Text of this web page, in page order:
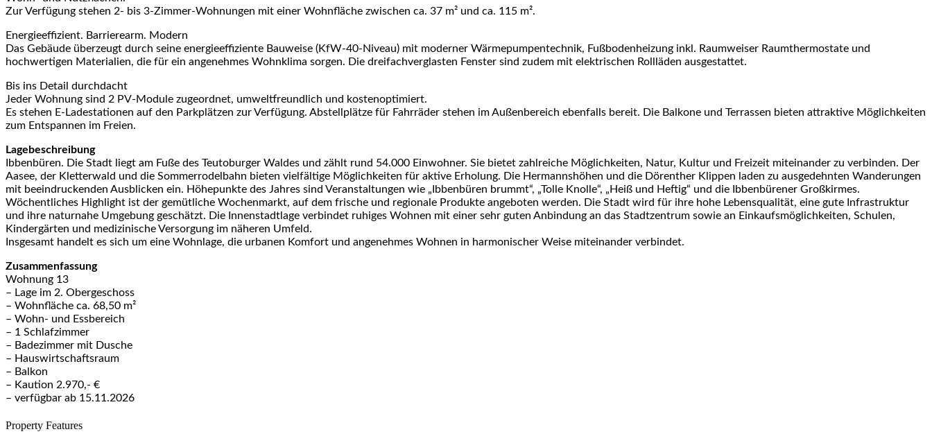
Zur Verfügung stehen 2- bis 3-Zimmer-Wohnungen mit einer Wohnfläche zwischen ca. 37 m² und ca. 115 m².
Energieeffizient. Barrierearm. Modern
Das Gebäude überzeugt durch seine energieeffiziente Bauweise (KfW-40-Niveau) mit moderner Wärmepumpentechnik, Fußbodenheizung inkl. Raumweiser Raumthermostate und
hochwertigen Materialien, die für ein angenehmes Wohnklima sorgen. Die dreifachverglasten Fenster sind zudem mit elektrischen Rollläden ausgestattet.
Bis ins Detail durchdacht
Jeder Wohnung sind 2 PV-Module zugeordnet, umweltfreundlich und kostenoptimiert.
Es stehen E-Ladestationen auf den Parkplätzen zur Verfügung. Abstellplätze für Fahrräder stehen im Außenbereich ebenfalls bereit. Die Balkone und Terrassen bieten attraktive Möglichkeiten
zum Entspannen im Freien.
Lagebeschreibung
Ibbenbüren. Die Stadt liegt am Fuße des Teutoburger Waldes und zählt rund 54.000 Einwohner. Sie bietet zahlreiche Möglichkeiten, Natur, Kultur und Freizeit miteinander zu verbinden. Der
Aasee, der Kletterwald und die Sommerrodelbahn bieten vielfältige Möglichkeiten für aktive Erholung. Die Hermannshöhen und die Dörenther Klippen laden zu ausgedehnten Wanderungen
mit beeindruckenden Ausblicken ein. Höhepunkte des Jahres sind Veranstaltungen wie „Ibbenbüren brummt“, „Tolle Knolle“, „Heiß und Heftig“ und die Ibbenbürener Großkirmes.
Wöchentliches Highlight ist der gemütliche Wochenmarkt, auf dem frische und regionale Produkte angeboten werden. Die Stadt wird für ihre hohe Lebensqualität, eine gute Infrastruktur
und ihre naturnahe Umgebung geschätzt. Die Innenstadtlage verbindet ruhiges Wohnen mit einer sehr guten Anbindung an das Stadtzentrum sowie an Einkaufsmöglichkeiten, Schulen,
Kindergärten und medizinische Versorgung im näheren Umfeld.
Insgesamt handelt es sich um eine Wohnlage, die urbanen Komfort und angenehmes Wohnen in harmonischer Weise miteinander verbindet.
Zusammenfassung
Wohnung 13
– Lage im 2. Obergeschoss
– Wohnfläche ca. 68,50 m²
– Wohn- und Essbereich
– 1 Schlafzimmer
– Badezimmer mit Dusche
– Hauswirtschaftsraum
– Balkon
– Kaution 2.970,- €
– verfügbar ab 15.11.2026
Property Features